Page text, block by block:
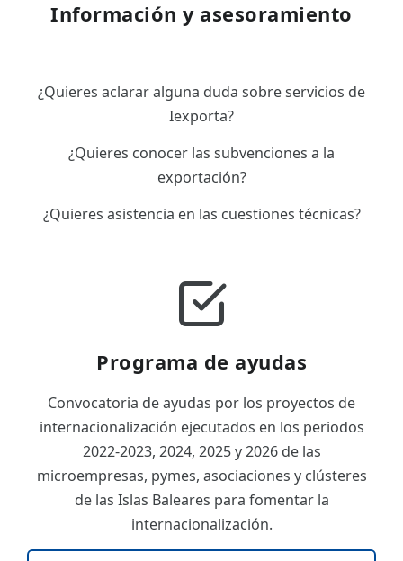
Información y asesoramiento
¿Quieres aclarar alguna duda sobre servicios de
Iexporta?
¿Quieres conocer las subvenciones a la
exportación?
¿Quieres asistencia en las cuestiones técnicas?
Programa de ayudas
Convocatoria de ayudas por los proyectos de
internacionalización ejecutados en los periodos
2022-2023, 2024, 2025 y 2026 de las
microempresas, pymes, asociaciones y clústeres
de las Islas Baleares para fomentar la
internacionalización.